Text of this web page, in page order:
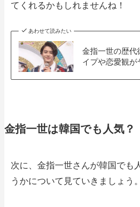
てくれるかもしれませんね！
あわせて読みたい
金指一世の歴代
イプや恋愛観が
金指一世は韓国でも人気？
次に、金指一世さんが韓国でも
うかについて見ていきましょう。